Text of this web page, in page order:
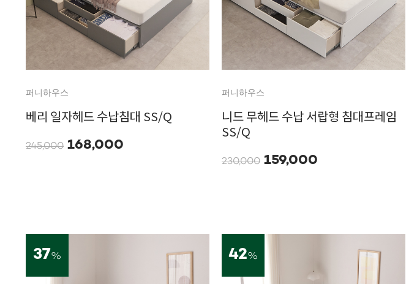
퍼니하우스
베리 일자헤드 수납침대 SS/Q
245,000 168,000
퍼니하우스
니드 무헤드 수납 서랍형 침대프레임
SS/Q
230,000 159,000
37% 42%